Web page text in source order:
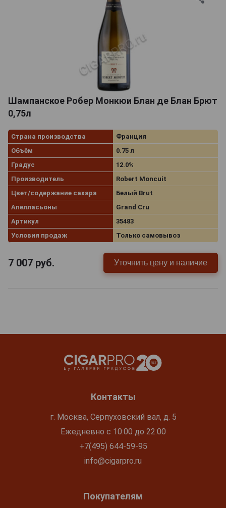
Шампанское Робер Монкюи Блан де Блан Брют
0,75л
Страна производства
Франция
Объём
0.75 л
Градус
12.0%
Производитель
Robert Moncuit
Цвет/содержание сахара
Белый Brut
Апелласьоны
Grand Cru
Артикул
35483
Условия продаж
Только самовывоз
7 007 руб. Уточнить цену и наличие
Контакты
г. Москва, Серпуховский вал, д. 5
Ежедневно с 10:00 до 22:00
+7(495) 644-59-95
info@cigarpro.ru
Покупателям